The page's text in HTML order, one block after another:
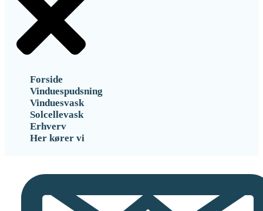
Forside
Vinduespudsning
Vinduesvask
Solcellevask
Erhverv
Her kører vi